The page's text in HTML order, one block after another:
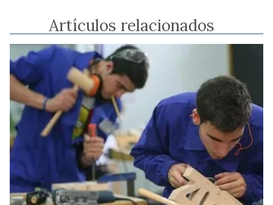
Artículos relacionados